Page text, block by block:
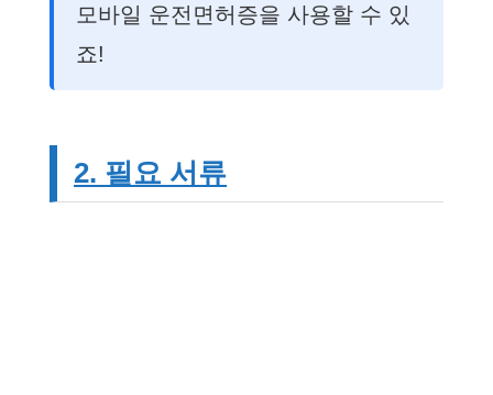
모바일 운전면허증을 사용할 수 있
죠!
2. 필요 서류